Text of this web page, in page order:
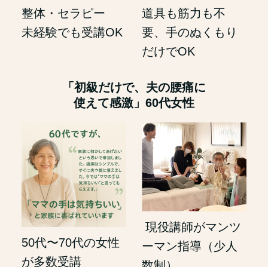
整体・セラピー
未経験でも受講OK
道具も筋力も不
要、手のぬくもり
だけでOK
「初級だけで、夫の腰痛に
使えて感激」60代女性
50代〜70代の女性
が多数受講
現役講師がマンツ
ーマン指導（少人